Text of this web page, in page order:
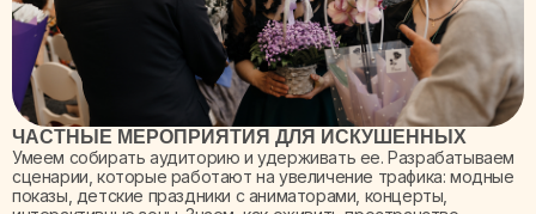
ЧАСТНЫЕ МЕРОПРИЯТИЯ ДЛЯ ИСКУШЕННЫХ
Умеем собирать аудиторию и удерживать ее. Разрабатываем
сценарии, которые работают на увеличение трафика: модные
показы, детские праздники с аниматорами, концерты,